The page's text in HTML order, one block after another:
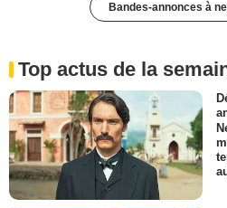
Bandes-annonces à
Top actus de la